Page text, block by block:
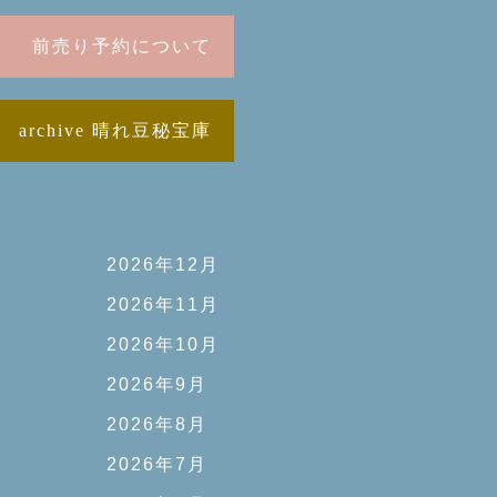
前売り予約について
archive 晴れ豆秘宝庫
2026年12月
2026年11月
2026年10月
2026年9月
2026年8月
2026年7月